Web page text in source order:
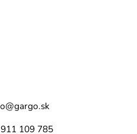
@gargo.sk
109 785